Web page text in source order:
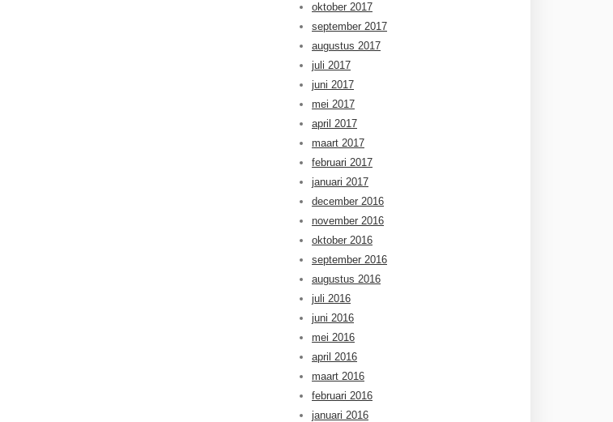
oktober 2017
september 2017
augustus 2017
juli 2017
juni 2017
mei 2017
april 2017
maart 2017
februari 2017
januari 2017
december 2016
november 2016
oktober 2016
september 2016
augustus 2016
juli 2016
juni 2016
mei 2016
april 2016
maart 2016
februari 2016
januari 2016